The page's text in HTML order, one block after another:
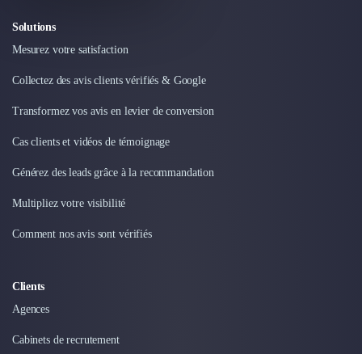
Solutions
Mesurez votre satisfaction
Collectez des avis clients vérifiés & Google
Transformez vos avis en levier de conversion
Cas clients et vidéos de témoignage
Générez des leads grâce à la recommandation
Multipliez votre visibilité
Comment nos avis sont vérifiés
Clients
Agences
Cabinets de recrutement